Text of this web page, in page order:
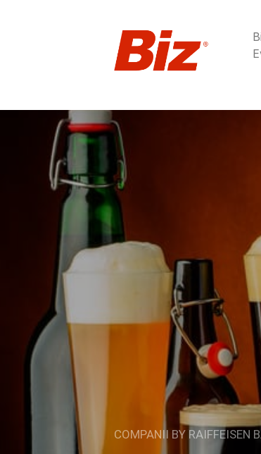
COMPANII BY RAIFFEISEN